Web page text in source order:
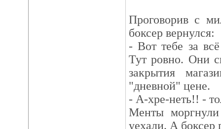
Проговорив с
боксер вернулся:
- Вот тебе за
Тут ровно. Они
закрытия
"дневной" цене.
- А-хре-неть!! -
Менты
уехали. А боксер